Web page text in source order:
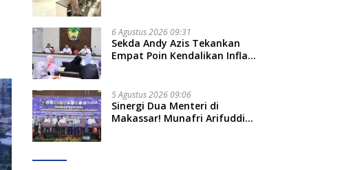
6 Agustus 2026 09:31
Sekda Andy Azis Tekankan
Empat Poin Kendalikan Inflasi
5 Agustus 2026 09:06
Sinergi Dua Menteri di
Makassar! Munafri Arifuddin